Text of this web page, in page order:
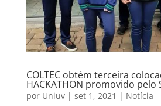
COLTEC obtém terceira
HACKATHON promovido pelo
por Uniuv| set 1, 2021 | Notícia